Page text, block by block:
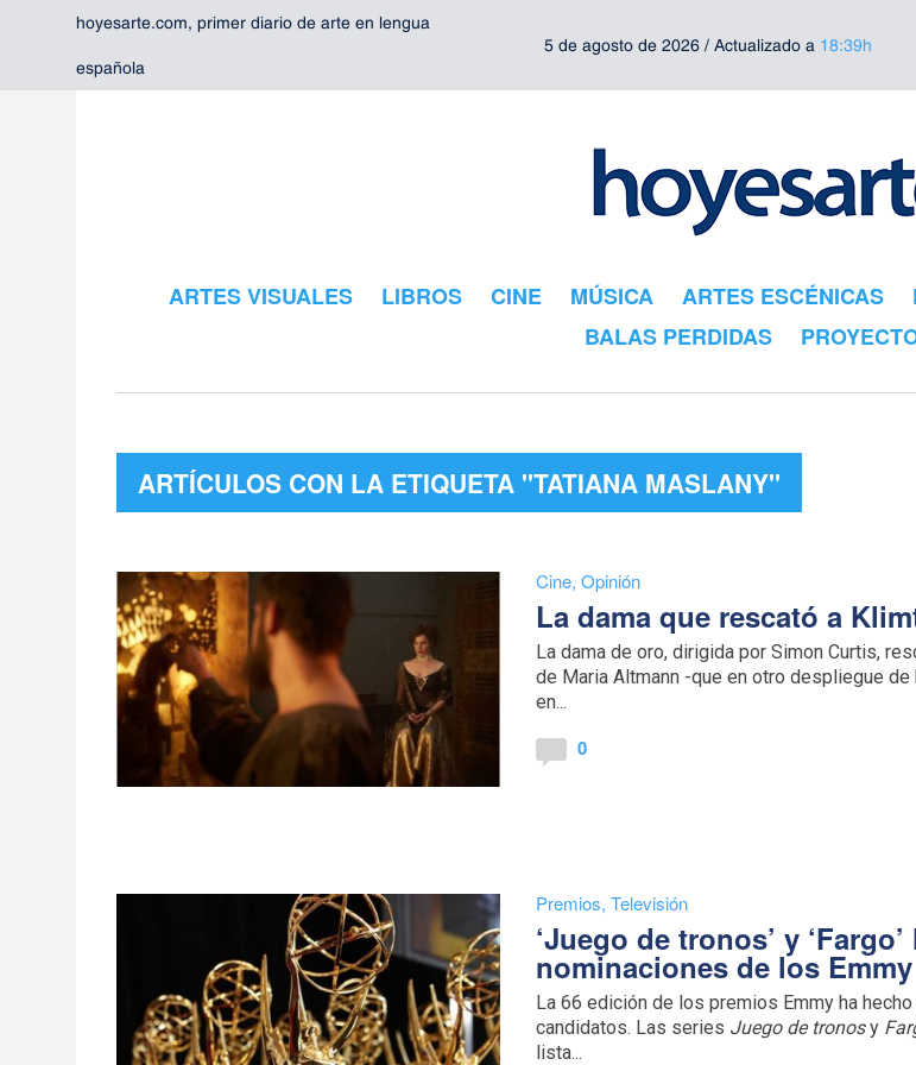
hoyesarte.com, primer diario de arte en lengua
española
5 de agosto de 2026 / Actualizado a 18:39h
ARTES VISUALES LIBROS CINE MÚSICA ARTES ESCÉNICAS
BALAS PERDIDAS
ARTÍCULOS CON LA ETIQUETA "TATIANA MASLANY"
Cine,Opinión
La dama que rescató a
La dama de oro, dirigida por Simon Curtis,
de Maria Altmann -que en otro despliegue de
en...
0
Premios,Televisión
‘Juego de tronos’ y
nominaciones de los Emmy
La 66 edición de los premios Emmy ha
candidatos. Las series Juego de tronosy
lista...